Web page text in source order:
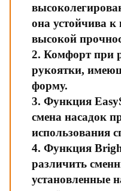
она устойчива к
высокой
2. Комфорт при
рукоятки,
форму.
3. Функция
смена насадок
использования
4. Функция
различить
установленные